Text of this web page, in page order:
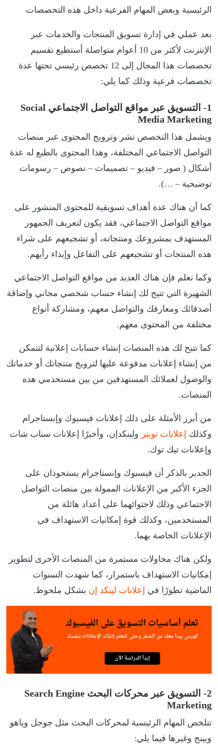
الرئيسية وبعض المهام الفرعية داخل هذه التخصصات
بعد عملي في إدارة تسويق المنتجات والخدمات عبر
الإنترنت لأكثر من 10 أعوام متواصلة أستطيع تقسيم
تخصصات هذا المجال إلى 12 تخصص رئيسي تحتها عدة
تخصصات فرعية وذلك كما يلي:
1- التسويق عبر مواقع التواصل الاجتماعي Social
Media Marketing
ويشمل هذا التخصص نشر وترويج المحتوى عبر منصات
التواصل الاجتماعي المختلفة، وهذا المحتوى بالطبع له عدة
أشكال ( صور – فيديو – تصميمات – نصوص – رسومات
توضيحية – …).
كما أن هناك عدة أهداف تسويقية للمحتوى المنشور على
مواقع التواصل الاجتماعي، فقد يكون لتعريف الجمهور
المستهدف بمشروعك ومنتجاته، أو تشجيعهم على شراء
هذه المنتجات أو تشجيعهم على التفاعل وإبداء رأيهم.
وكما نعلم فإن هناك العديد من مواقع التواصل الاجتماعي
الشهيرة التي تتيح لك إنشاء حساب شخصي مجاني وإضافة
أصدقائك ومعارفك والتواصل معهم، ومشاركة أنواع
مختلفة من المحتوى معهم.
كما تتيح لك هذه المنصات إنشاء حسابات إعلانية لتتمكن
من إنشاء إعلانات مدفوعة عليها لترويج منتجاتك أو خدماتك
والوصول لعملائك المستهدفين من بين مستخدمي هذه
المنصات.
من أبرز الأمثلة على ذلك إعلانات فيسبوك وإنستاجرام
وكذلك
إعلانات تويتر ولينكدإن، وأخيرًا إعلانات سناب شات
وإعلانات تيك توك.
الجدير بالذكر أن فيسبوك وإنستاجرام يستحوذان على
الجزء الأكبر من الإعلانات الممولة بين منصات التواصل
الاجتماعي وذلك لاحتوائهما على أعداد هائلة من
المستخدمين، وكذلك قوة إمكانيات الاستهداف في
الإعلانات الخاصة بهما.
ولكن هناك محاولات مستمرة من المنصات الأخرى لتطوير
إمكانيات الاستهداف باستمرار، كما شهدت السنوات
الماضية تطورًا في
إعلانات لينكد إنبشكل ملحوظ.
2- التسويق عبر محركات البحث Search Engine
Marketing
تتلخص المهام الرئيسية لمحركات البحث مثل جوجل وياهو
وبينج وغيرها فيما يلي: